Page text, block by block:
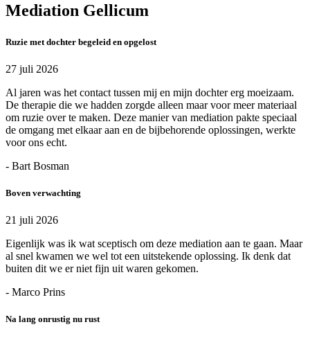
Mediation Gellicum
Ruzie met dochter begeleid en opgelost
27 juli 2026
Al jaren was het contact tussen mij en mijn dochter erg moeizaam.
De therapie die we hadden zorgde alleen maar voor meer materiaal
om ruzie over te maken. Deze manier van mediation pakte speciaal
de omgang met elkaar aan en de bijbehorende oplossingen, werkte
voor ons echt.
- Bart Bosman
Boven verwachting
21 juli 2026
Eigenlijk was ik wat sceptisch om deze mediation aan te gaan. Maar
al snel kwamen we wel tot een uitstekende oplossing. Ik denk dat
buiten dit we er niet fijn uit waren gekomen.
- Marco Prins
Na lang onrustig nu rust